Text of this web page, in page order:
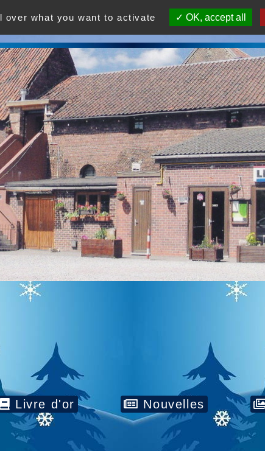
centre d'agrément social et culturel. Venez
Livre d'or Nouvelles
what you want to activate OK, accept all